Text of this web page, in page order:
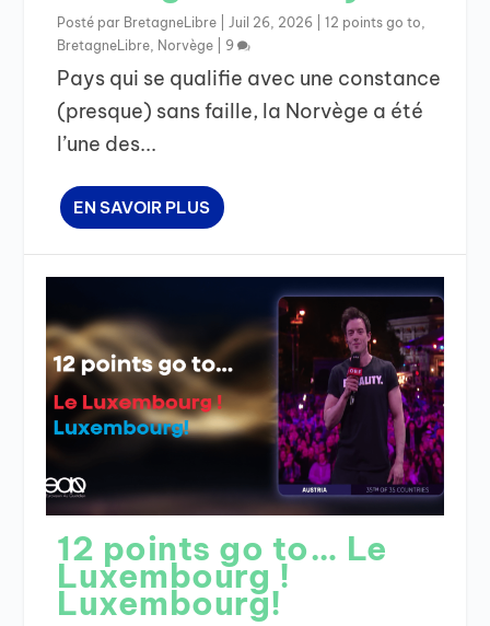
Posté par BretagneLibre |Juil 26, 2026 |12 points go to,
BretagneLibre, Norvège 9
Pays qui se qualifie avec une constance
(presque) sans faille, la Norvège a été
l’une des...
EN SAVOIR PLUS
12 points go to… Le
Luxembourg !
Luxembourg!